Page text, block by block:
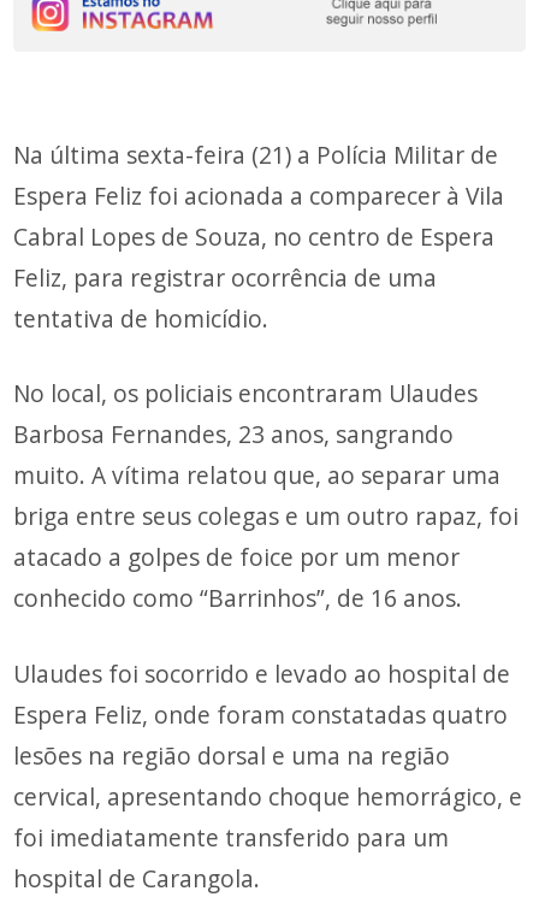
Na última sexta-feira (21) a Polícia Militar de
Espera Feliz foi acionada a comparecer à Vila
Cabral Lopes de Souza, no centro de Espera
Feliz, para registrar ocorrência de uma
tentativa de homicídio.
No local, os policiais encontraram Ulaudes
Barbosa Fernandes, 23 anos, sangrando
muito. A vítima relatou que, ao separar uma
briga entre seus colegas e um outro rapaz, foi
atacado a golpes de foice por um menor
conhecido como “Barrinhos”, de 16 anos.
Ulaudes foi socorrido e levado ao hospital de
Espera Feliz, onde foram constatadas quatro
lesões na região dorsal e uma na região
cervical, apresentando choque hemorrágico, e
foi imediatamente transferido para um
hospital de Carangola.